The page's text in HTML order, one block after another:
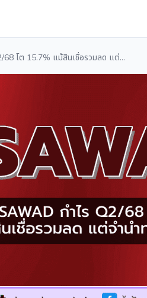
SAWAD กำไร Q2/68 โต 15.7% แม้สินเชื่อรวมลด แต่จำนำทะเบียนยังแรง